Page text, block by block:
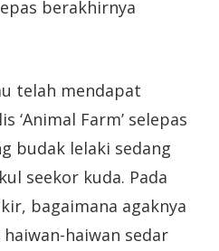
berakhirnya
telah mendapat
‘Animal Farm’ selepas
budak lelaki sedang
seekor kuda. Pada
bagaimana agaknya
haiwan sedar